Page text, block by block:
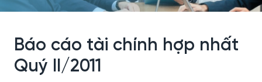
Báo cáo tài chính hợp nhất
Quý II/2011